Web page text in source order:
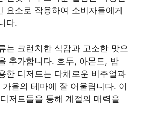
요소로 작용하여 소비자들에게
다.
는 크런치한 식감과 고소한 맛으
추가합니다. 호두, 아몬드, 밤
한 디저트는 다채로운 비주얼과
을의 테마에 잘 어울립니다. 이
저트들을 통해 계절의 매력을